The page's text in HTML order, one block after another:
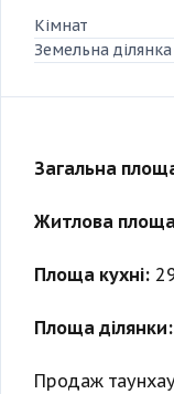
Кімнат
Земельна ділянка
Загальна
Житлова
Площа кухні:
Площа ділянки:
Продаж